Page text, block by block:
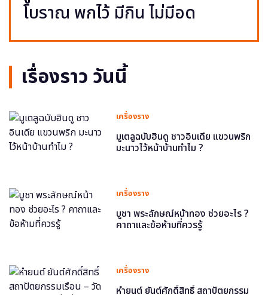
โบราณ พกไว้ มีกิน ไม่มีอด
เรื่องราว วันนี้
เครื่องราง
มูเตลูฉบับฮินดู ชาวอินเดีย แขวนพริก
มะนาวไว้หน้าบ้านทำไม ?
เครื่องราง
บูชา พระลักษณ์หน้าทอง ช่วยอะไร ?
คาถาและข้อห้ามที่ควรรู้
เครื่องราง
หำยนต์ ยันต์ศักดิ์สิทธิ์ สถาปัตยกรรม